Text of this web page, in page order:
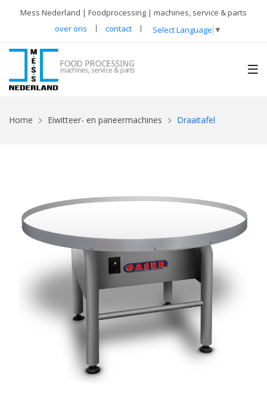
Mess Nederland | Foodprocessing | machines, service & parts
over ons
contact Select Language ▼
Home Eiwitteer- en paneermachines Draaitafel